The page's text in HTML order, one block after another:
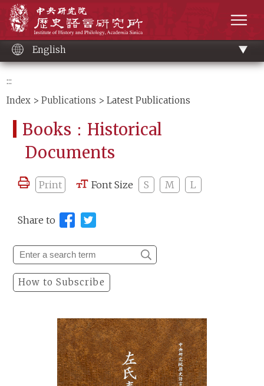
content
English
:::
Index >Publications > Latest Publications
Books：Historical
Documents
Print Font Size S M L
Share to
How to Subscribe